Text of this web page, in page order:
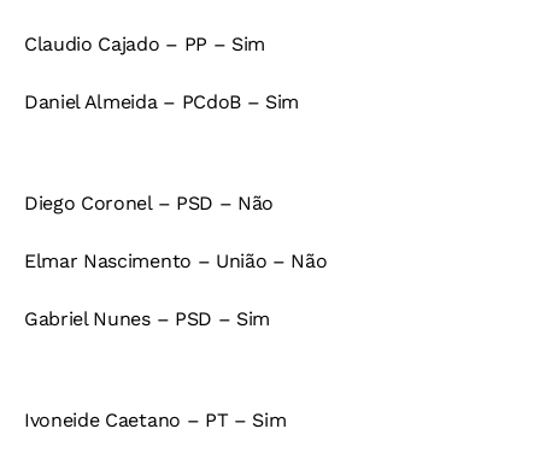
Claudio Cajado – PP – Sim
Daniel Almeida – PCdoB – Sim
Diego Coronel – PSD – Não
Elmar Nascimento – União – Não
Gabriel Nunes – PSD – Sim
Ivoneide Caetano – PT – Sim